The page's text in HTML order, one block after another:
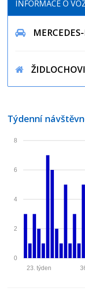
INFORMACE O
Týdenní
0
2
4
6
8
23. týden